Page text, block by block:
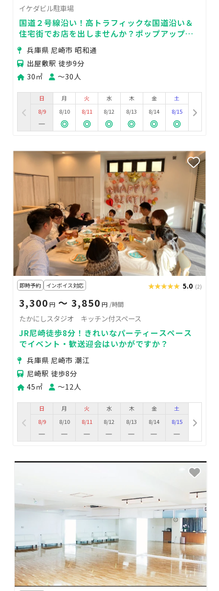
イケダビル駐車場
国道２号線沿い！高トラフィックな国道沿い＆
住宅街でお店を出しませんか？ポップアップス
トアや屋台出店、キッチンカーにどうぞ！
兵庫県 尼崎市 昭和通
出屋敷駅 徒歩9分
30㎡
〜30人
日
8/9
月
8/10
火
8/11
水
8/12
木
8/13
金
8/14
土
8/15
即時予約 インボイス対応 ★★★★★
★★★★★ 5.0 (2)
3,300 円 〜 3,850 円 /時間
たかにしスタジオ キッチン付スペース
JR尼崎徒歩8分！きれいなパーティースペース
でイベント・歓送迎会はいかがですか？
兵庫県 尼崎市 潮江
尼崎駅 徒歩8分
45㎡
〜12人
日
8/9
月
8/10
火
8/11
水
8/12
木
8/13
金
8/14
土
8/15